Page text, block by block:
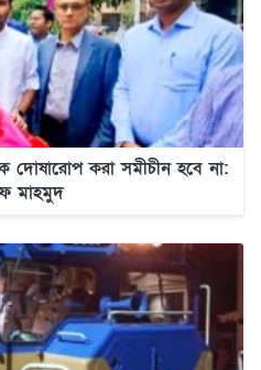
করা সমীচীন হবে না:
মাহমুদ